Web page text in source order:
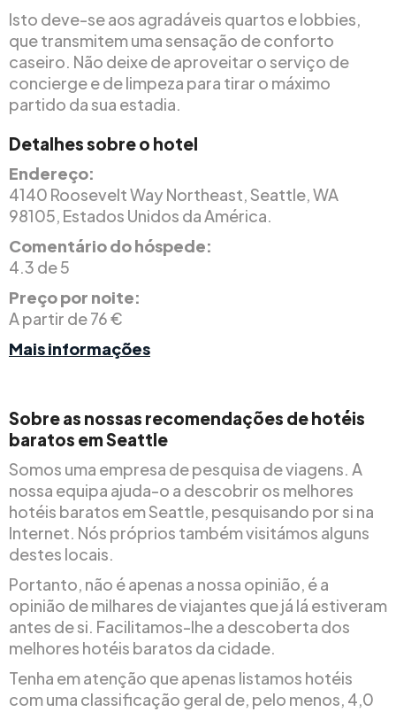
Isto deve-se aos agradáveis quartos e lobbies,
que transmitem uma sensação de conforto
caseiro. Não deixe de aproveitar o serviço de
concierge e de limpeza para tirar o máximo
partido da sua estadia.
Detalhes sobre o hotel
Endereço:
4140 Roosevelt Way Northeast, Seattle, WA
98105, Estados Unidos da América.
Comentário do hóspede:
4.3 de 5
Preço por noite:
A partir de 76 €
Mais informações
Sobre as nossas recomendações de hotéis
baratos em Seattle
Somos uma empresa de pesquisa de viagens. A
nossa equipa ajuda-o a descobrir os melhores
hotéis baratos em Seattle, pesquisando por si na
Internet. Nós próprios também visitámos alguns
destes locais.
Portanto, não é apenas a nossa opinião, é a
opinião de milhares de viajantes que já lá estiveram
antes de si. Facilitamos-lhe a descoberta dos
melhores hotéis baratos da cidade.
Tenha em atenção que apenas listamos hotéis
com uma classificação geral de, pelo menos, 4,0